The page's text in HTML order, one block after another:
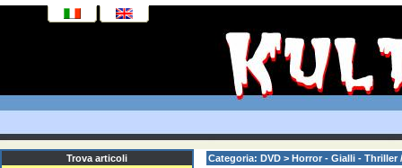
Trova articoli Categoria: DVD > Horror - Gialli - Thriller